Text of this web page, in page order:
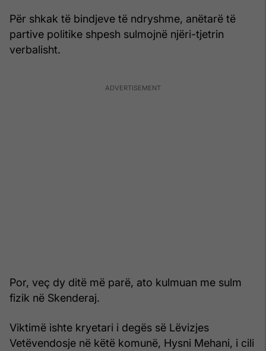
Për shkak të bindjeve të ndryshme, anëtarë të
partive politike shpesh sulmojnë njëri-tjetrin
verbalisht.
Por, veç dy ditë më parë, ato kulmuan me sulm
fizik në Skenderaj.
Viktimë ishte kryetari i degës së Lëvizjes
Vetëvendosje në këtë komunë, Hysni Mehani, i cili